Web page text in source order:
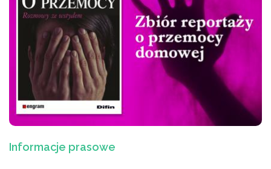
Informacje prasowe